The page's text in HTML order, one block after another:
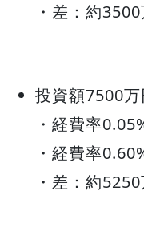
・差：約
投資額7500万
・経費率
・経費率
・差：約